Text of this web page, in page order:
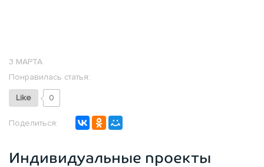
3 МАРТА
Понравилась статья:
Like 0
Поделиться:
Индивидуальные проекты